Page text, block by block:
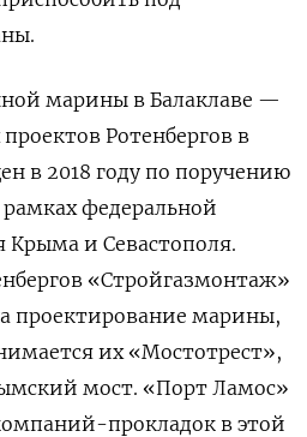
марины в Балаклаве —
Ротенбергов в
в 2018 году по поручению
федеральной
и Севастополя.
«Стройгазмонтаж»
проектирование марины,
их «Мостотрест»,
мост. «Порт Ламос»
прокладок в этой